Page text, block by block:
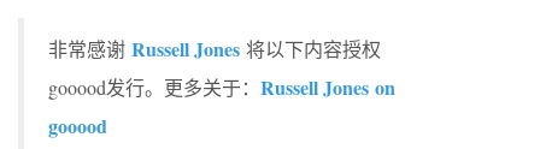
非常感谢 Russell Jones 将以下内容授权
gooood发行。更多关于： Russell Jones on
gooood